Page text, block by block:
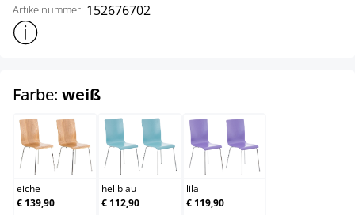
Artikelnummer: 152676702
Weitere Produktinformationen anzeigen
Farbe: weißauswählen
eiche
eiche
€ 139,90
hellblau
hellblau
€ 112,90
lila
lila
€ 119,90